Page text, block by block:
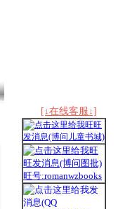
[↓在线客服↓]
旺号:romanwzbooks